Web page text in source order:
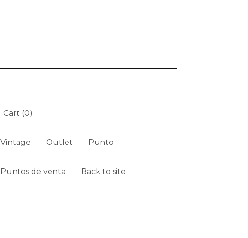
Cart (0)
Vintage Outlet Punto
Puntos de venta Back to site